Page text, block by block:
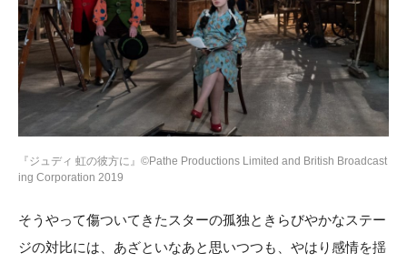
『ジュディ 虹の彼方に』©Pathe Productions Limited and British Broadcast
ing Corporation 2019
そうやって傷ついてきたスターの孤独ときらびやかなステー
ジの対比には、あざといなあと思いつつも、やはり感情を揺